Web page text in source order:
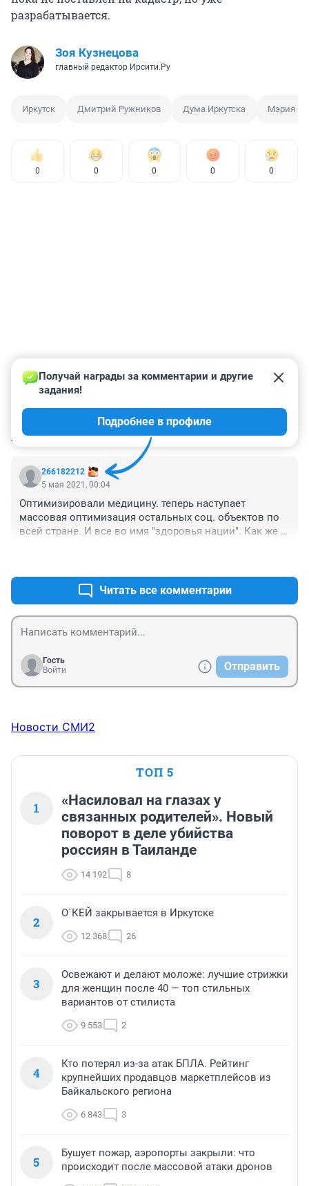
разрабатывается.
Зоя Кузнецова
главный редактор Ирсити.Ру
Иркутск Дмитрий Ружников Дума Иркутска Мэрия
0 0 0 0 0
КОММЕНТАРИИ 1
266182212
Получай награды за комментарии и другие
задания!
Подробнее в профиле
5 мая 2021, 00:04
Оптимизировали медицину. теперь наступает
массовая оптимизация остальных соц. объектов по
всей стране. И все во имя "здоровья нации". Как же
государство так сильно продолжает печься о
здоровье населения страны? Наряду с массовой
вакцинацией? Или после массовой вакцинации (в
т.ч. детей) соц. объекты в таком масштабе уже не
Читать все комментарии
Гость
Войти
Отправить
Новости СМИ2
ТОП 5
1
«Насиловал на глазах у
связанных родителей». Новый
поворот в деле убийства
россиян в Таиланде
14 192 8
2
О`КЕЙ закрывается в Иркутске
12 368 26
3
Освежают и делают моложе: лучшие стрижки
для женщин после 40 — топ стильных
вариантов от стилиста
9 553 2
4
Кто потерял из-за атак БПЛА. Рейтинг
крупнейших продавцов маркетплейсов из
Байкальского региона
6 843 3
5
Бушует пожар, аэропорты закрыли: что
происходит после массовой атаки дронов